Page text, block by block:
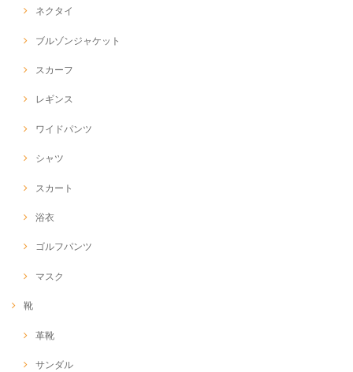
ネクタイ
ブルゾンジャケット
スカーフ
レギンス
ワイドパンツ
シャツ
スカート
浴衣
ゴルフパンツ
マスク
靴
革靴
サンダル